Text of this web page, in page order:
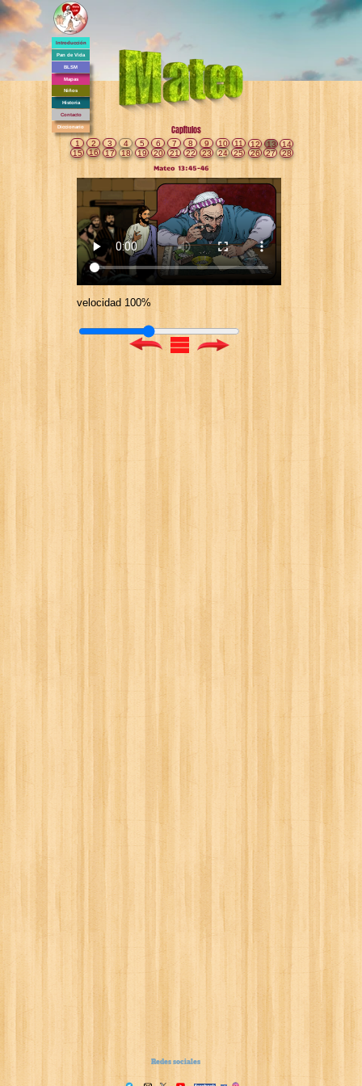
Introducción
Pan de Vida
BLSM
Mapas
Niños
Historia
Contacto
Diccionario
1 2 3 4 5 6
Capítulos
7 8 9 10 11 12 13
14
15
16 17 18 19 20 21 22 23 24 25 26 27
28
Mateo 13:45-46
velocidad 100%
Redes sociales